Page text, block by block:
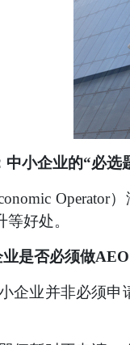
小企业的“必选
好处。
是否必须做AEO
企业并非必须申